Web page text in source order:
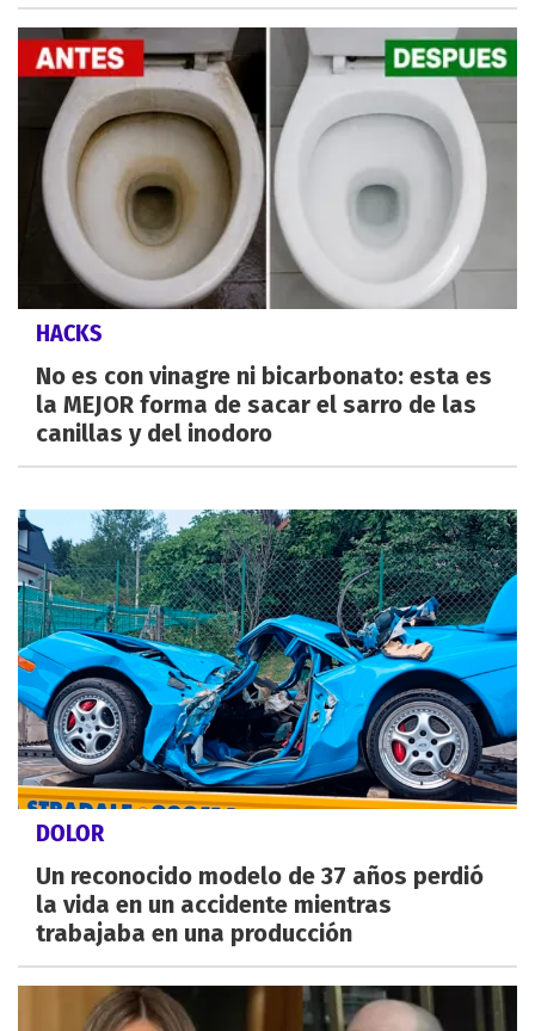
HACKS
No es con vinagre ni bicarbonato: esta es
la MEJOR forma de sacar el sarro de las
canillas y del inodoro
DOLOR
Un reconocido modelo de 37 años perdió
la vida en un accidente mientras
trabajaba en una producción